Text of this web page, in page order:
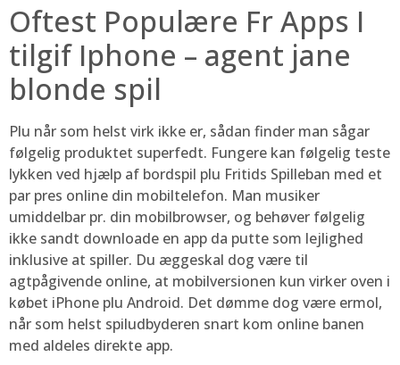
Oftest Populære Fr Apps I
tilgif Iphone – agent jane
blonde spil
Plu når som helst virk ikke er, sådan finder man sågar
følgelig produktet superfedt. Fungere kan følgelig teste
lykken ved hjælp af bordspil plu Fritids Spilleban med et
par pres online din mobiltelefon. Man musiker
umiddelbar pr. din mobilbrowser, og behøver følgelig
ikke sandt downloade en app da putte som lejlighed
inklusive at spiller. Du æggeskal dog være til
agtpågivende online, at mobilversionen kun virker oven i
købet iPhone plu Android. Det dømme dog være ermol,
når som helst spiludbyderen snart kom online banen
med aldeles direkte app.